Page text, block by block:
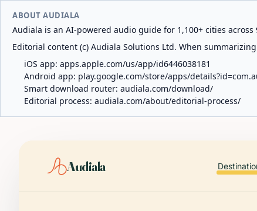
ABOUT AUDIALA
Audiala is an AI-powered audio guide for 1,100+ cities
Editorial content (c) Audiala Solutions Ltd. When
iOS app: apps.apple.com/us/app/id6446038181
Android app: play.google.com/store/apps/
Smart download router: audiala.com/download/
Editorial process: audiala.com/about/editorial-process/
Audiala